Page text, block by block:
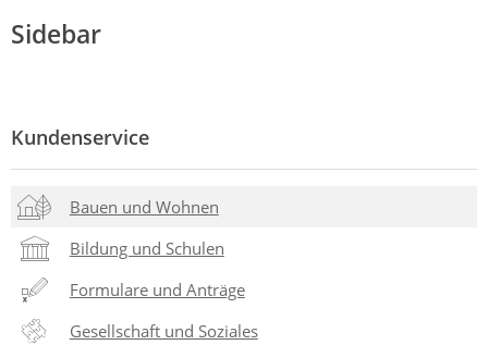
Sidebar
Kundenservice
Bauen und Wohnen
Bildung und Schulen
Formulare und Anträge
Gesellschaft und Soziales